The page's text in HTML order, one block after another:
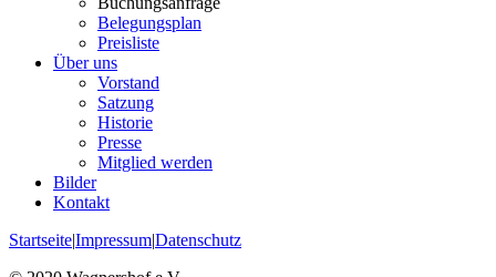
Belegungsplan
Preisliste
Über uns
Vorstand
Satzung
Historie
Presse
Mitglied werden
Bilder
Kontakt
Startseite|Impressum|Datenschutz